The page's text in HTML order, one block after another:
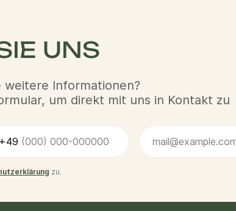
UNS
weitere Informationen?
um direkt mit uns in Kontakt zu
+49
zu.